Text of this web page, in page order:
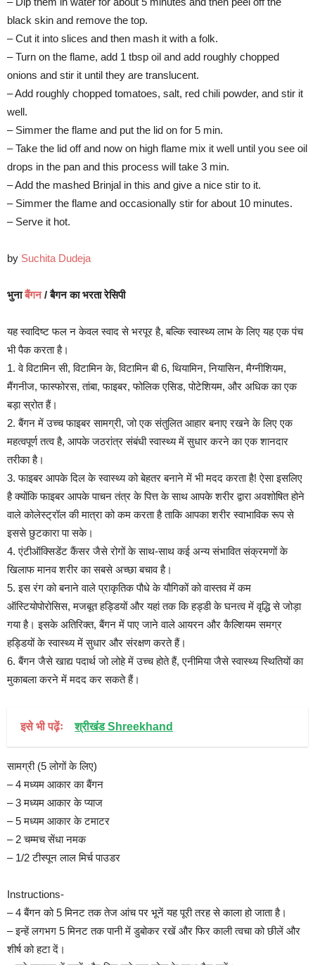
black skin and remove the top.
– Cut it into slices and then mash it with a folk.
– Turn on the flame, add 1 tbsp oil and add roughly chopped
onions and stir it until they are translucent.
– Add roughly chopped tomatoes, salt, red chili powder, and stir it
well.
– Simmer the flame and put the lid on for 5 min.
– Take the lid off and now on high flame mix it well until you see oil
drops in the pan and this process will take 3 min.
– Add the mashed Brinjal in this and give a nice stir to it.
– Simmer the flame and occasionally stir for about 10 minutes.
– Serve it hot.
by Suchita Dudeja
भुनाबैंगन/ बैगन का भरता रेसिपी
यह स्वादिष्ट फल न केवल स्वाद से भरपूर है, बल्कि स्वास्थ्य लाभ के लिए यह एक पंच
भी पैक करता है।
1. वे विटामिन सी, विटामिन के, विटामिन बी 6, थियामिन, नियासिन, मैग्नीशियम,
मैंगनीज, फास्फोरस, तांबा, फाइबर, फोलिक एसिड, पोटेशियम, और अधिक का एक
बड़ा स्रोत हैं।
2. बैंगन में उच्च फाइबर सामग्री, जो एक संतुलित आहार बनाए रखने के लिए एक
महत्वपूर्ण तत्व है, आपके जठरांत्र संबंधी स्वास्थ्य में सुधार करने का एक शानदार
तरीका है।
3. फाइबर आपके दिल के स्वास्थ्य को बेहतर बनाने में भी मदद करता है! ऐसा इसलिए
है क्योंकि फाइबर आपके पाचन तंत्र के पित्त के साथ आपके शरीर द्वारा अवशोषित होने
वाले कोलेस्ट्रॉल की मात्रा को कम करता है ताकि आपका शरीर स्वाभाविक रूप से
इससे छुटकारा पा सके।
4. एंटीऑक्सिडेंट कैंसर जैसे रोगों के साथ-साथ कई अन्य संभावित संक्रमणों के
खिलाफ मानव शरीर का सबसे अच्छा बचाव है।
5. इस रंग को बनाने वाले प्राकृतिक पौधे के यौगिकों को वास्तव में कम
ऑस्टियोपोरोसिस, मजबूत हड्डियों और यहां तक ​​कि हड्डी के घनत्व में वृद्धि से जोड़ा
गया है। इसके अतिरिक्त, बैंगन में पाए जाने वाले आयरन और कैल्शियम समग्र
हड्डियों के स्वास्थ्य में सुधार और संरक्षण करते हैं।
6. बैंगन जैसे खाद्य पदार्थ जो लोहे में उच्च होते हैं, एनीमिया जैसे स्वास्थ्य स्थितियों का
मुकाबला करने में मदद कर सकते हैं।
इसे भी पढ़ेंः श्रीखंड Shreekhand
सामग्री (5 लोगों के लिए)
– 4 मध्यम आकार का बैंगन
– 3 मध्यम आकार के प्याज
– 5 मध्यम आकार के टमाटर
– 2 चम्मच सेंधा नमक
– 1/2 टीस्पून लाल मिर्च पाउडर
Instructions-
– 4 बैंगन को 5 मिनट तक तेज आंच पर भूनें यह पूरी तरह से काला हो जाता है।
– इन्हें लगभग 5 मिनट तक पानी में डुबोकर रखें और फिर काली त्वचा को छीलें और
शीर्ष को हटा दें।